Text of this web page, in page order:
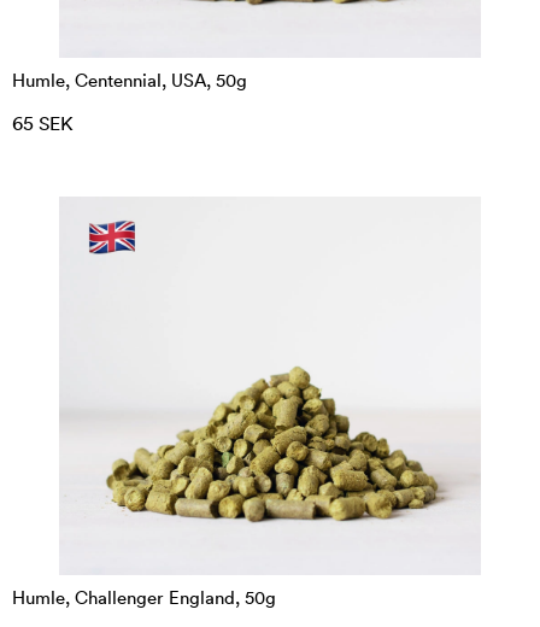
Humle, Centennial, USA, 50g
65 SEK
Humle, Challenger England, 50g